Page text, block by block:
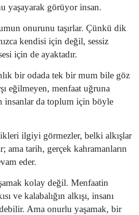
Bartın
Ardahan
Iğdır
Yalova
Kilis
Düzce
yaşayarak görüyor insan.
onurunu taşırlar. Çünkü dik
kendisi için değil, sessiz
için de ayaktadır.
bir odada tek bir mum bile göz
eğilmeyen, menfaat uğruna
insanlar da toplum için böyle
ilgiyi görmezler, belki alkışlar
ama tarih, gerçek kahramanların
eder.
kolay değil. Menfaatin
ve kalabalığın alkışı, insanı
Ama onurlu yaşamak, bir